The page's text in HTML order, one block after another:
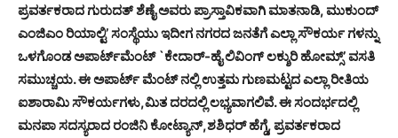
ಪ್ರವರ್ತಕರಾದ ಗುರುದತ್ ಶೆಣೈ ಅವರು ಪ್ರಾಸ್ತಾವಿಕವಾಗಿ ಮಾತನಾಡಿ, ಮುಕುಂದ್
ಎಂಜಿಎಂ ರಿಯಾಲ್ಟಿ’ ಸಂಸ್ಥೆಯು ಇದೀಗ ನಗರದ ಜನತೆಗೆ ಎಲ್ಲಾ ಸೌಕರ್ಯ ಗಳನ್ನು
ಒಳಗೊಂಡ ಅಪಾರ್ಟ್‍ಮೆಂಟ್ `ಕೇದಾರ್-ಹೈ ಲಿವಿಂಗ್ ಲಕ್ಶುರಿ ಹೋಮ್ಸ್’ ವಸತಿ
ಸಮುಚ್ಚಯ. ಈ ಅಪಾರ್ಟ್ ಮೆಂಟ್ ನಲ್ಲಿ ಉತ್ತಮ ಗುಣಮಟ್ಟದ ಎಲ್ಲಾ ರೀತಿಯ
ಐಶಾರಾಮಿ ಸೌಕರ್ಯಗಳು,ಮಿತ ದರದಲ್ಲಿ ಲಭ್ಯವಾಗಲಿವೆ. ಈ ಸಂದರ್ಭದಲ್ಲಿ
ಮನಪಾ ಸದಸ್ಯರಾದ ರಂಜಿನಿ ಕೋಟ್ಯಾನ್,ಶಶಿಧರ್ ಹೆಗ್ಡೆ, ಪ್ರವರ್ತಕರಾದ